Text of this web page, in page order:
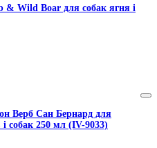
& Wild Boar для собак ягня і
Верб Сан Бернард для
і собак 250 мл (IV-9033)